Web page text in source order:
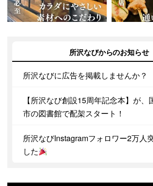
所沢なびからのお知らせ
所沢なびに広告を掲載しませんか？
【所沢なび創設15周年記念本】が、
市の図書館で配架スタート！
所沢なびInstagramフォロワー2万人
した